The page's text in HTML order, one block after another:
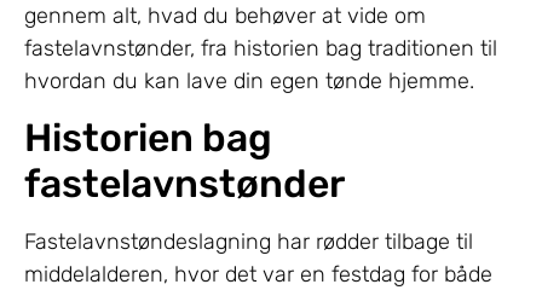
gennem alt, hvad du behøver at vide om
fastelavnstønder, fra historien bag traditionen til
hvordan du kan lave din egen tønde hjemme.
Historien bag
fastelavnstønder
Fastelavnstøndeslagning har rødder tilbage til
middelalderen, hvor det var en festdag for både